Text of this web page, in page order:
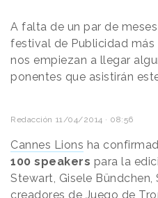
A falta de un par de
festival de Publicidad
nos empiezan a llegar
ponentes que asistirán
Redacción 11/04/2014 · 08:56
Cannes Lions ha
100 speakers para la
Stewart, Gisele Bündchen,
creadores de Juego de